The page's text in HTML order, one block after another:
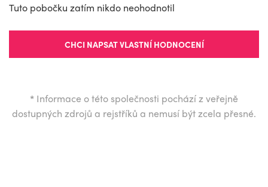
Tuto pobočku zatím nikdo neohodnotil
CHCI NAPSAT VLASTNÍ HODNOCENÍ
* Informace o této společnosti pochází z veřejně
dostupných zdrojů a rejstříků a nemusí být zcela přesné.